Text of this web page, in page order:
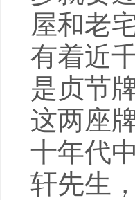
屋和老
有着近
是贞节
这两座
十年代
轩先生